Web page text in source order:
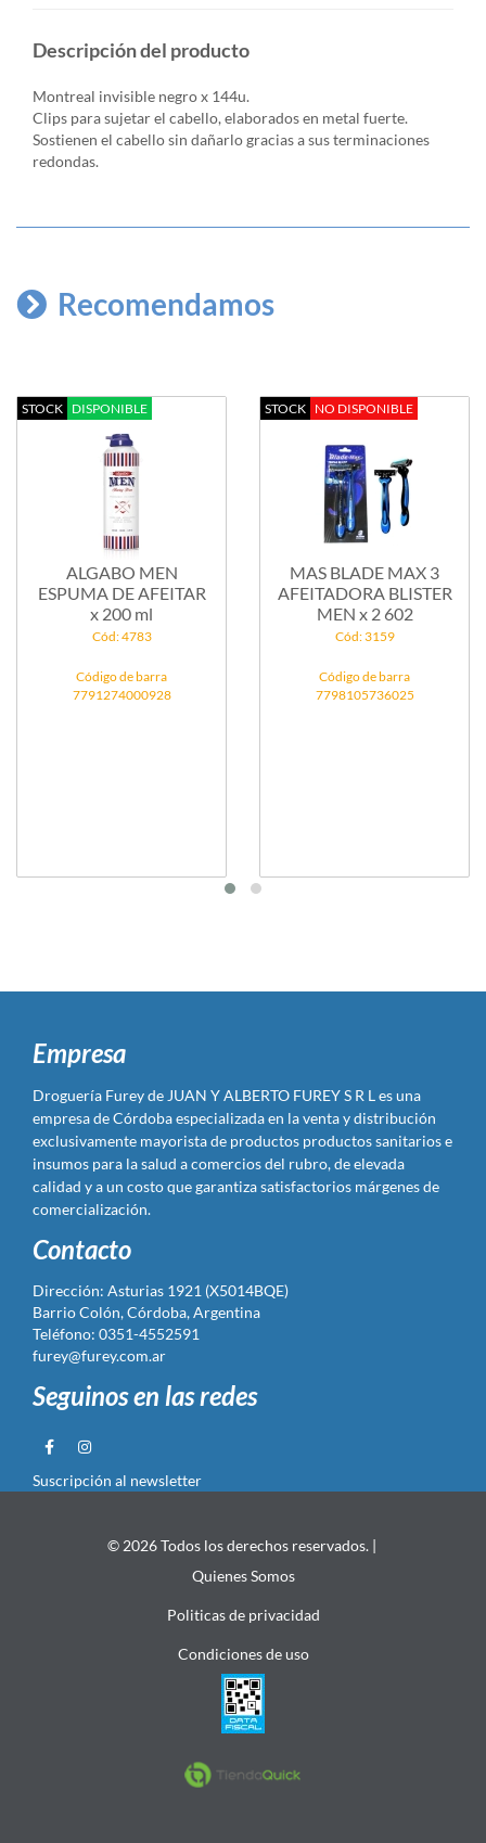
Descripción del producto
Montreal invisible negro x 144u.
Clips para sujetar el cabello, elaborados en metal fuerte.
Sostienen el cabello sin dañarlo gracias a sus terminaciones
redondas.
Recomendamos
STOCK DISPONIBLE
ALGABO MEN
ESPUMA DE AFEITAR
x 200 ml
Cód: 4783
Código de barra
7791274000928
STOCK NO DISPONIBLE
MAS BLADE MAX 3
AFEITADORA BLISTER
MEN x 2 602
Cód: 3159
Código de barra
7798105736025
Empresa
Droguería Furey de JUAN Y ALBERTO FUREY S R L es una
empresa de Córdoba especializada en la venta y distribución
exclusivamente mayorista de productos productos sanitarios e
insumos para la salud a comercios del rubro, de elevada
calidad y a un costo que garantiza satisfactorios márgenes de
comercialización.
Contacto
Dirección: Asturias 1921 (X5014BQE)
Barrio Colón, Córdoba, Argentina
Teléfono: 0351-4552591
furey@furey.com.ar
Seguinos en las redes
Suscripción al newsletter
© 2026 Todos los derechos reservados. |
Quienes Somos
Politicas de privacidad
Condiciones de uso